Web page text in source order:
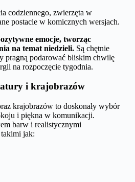
codziennego, zwierzęta w
postacie w komicznych wersjach.
emocje, tworząc
na temat niedzieli. Są chętnie
pragną podarować bliskim chwilę
na rozpoczęcie tygodnia.
i krajobrazów
krajobrazów to doskonały wybór
i piękna w komunikacji.
barw i realistycznymi
jak: